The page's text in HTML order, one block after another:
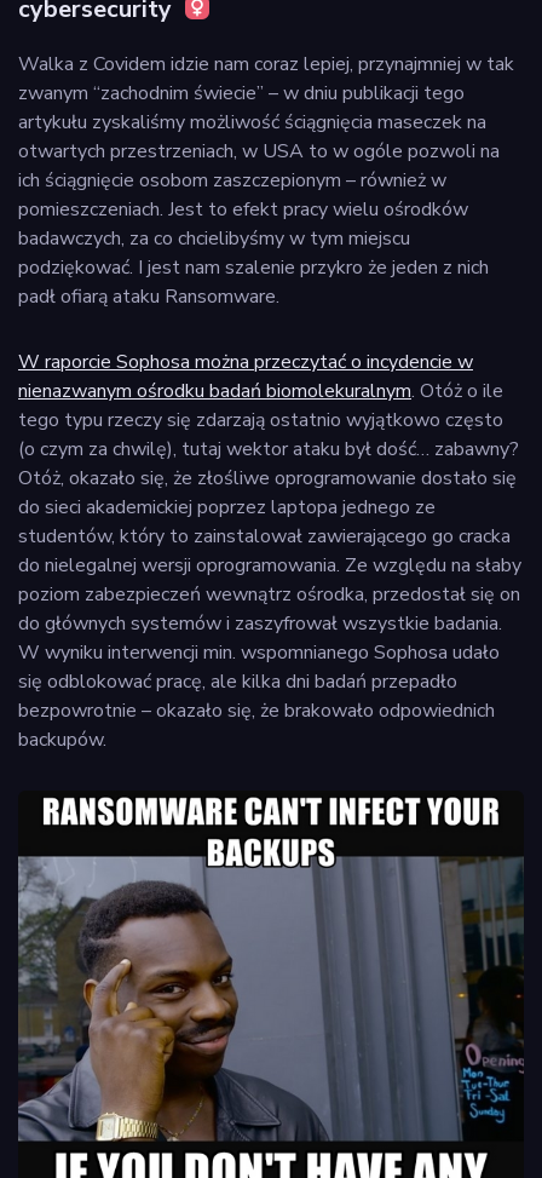
cybersecurity ‍
Walka z Covidem idzie nam coraz lepiej, przynajmniej w tak
zwanym “zachodnim świecie” – w dniu publikacji tego
artykułu zyskaliśmy możliwość ściągnięcia maseczek na
otwartych przestrzeniach, w USA to w ogóle pozwoli na
ich ściągnięcie osobom zaszczepionym – również w
pomieszczeniach. Jest to efekt pracy wielu ośrodków
badawczych, za co chcielibyśmy w tym miejscu
podziękować. I jest nam szalenie przykro że jeden z nich
padł ofiarą ataku Ransomware.
W raporcie Sophosa można przeczytać o incydencie w
nienazwanym ośrodku badań biomolekuralnym. Otóż o ile
tego typu rzeczy się zdarzają ostatnio wyjątkowo często
(o czym za chwilę), tutaj wektor ataku był dość… zabawny?
Otóż, okazało się, że złośliwe oprogramowanie dostało się
do sieci akademickiej poprzez laptopa jednego ze
studentów, który to zainstalował zawierającego go cracka
do nielegalnej wersji oprogramowania. Ze względu na słaby
poziom zabezpieczeń wewnątrz ośrodka, przedostał się on
do głównych systemów i zaszyfrował wszystkie badania.
W wyniku interwencji min. wspomnianego Sophosa udało
się odblokować pracę, ale kilka dni badań przepadło
bezpowrotnie – okazało się, że brakowało odpowiednich
backupów.